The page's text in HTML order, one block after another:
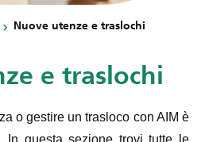
Nuove utenze e traslochi
e traslochi
o gestire un trasloco con AIM è